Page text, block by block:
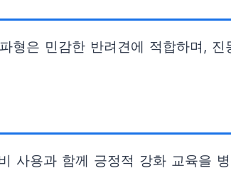
은 민감한 반려견에 적합하며,
사용과 함께 긍정적 강화 교육을